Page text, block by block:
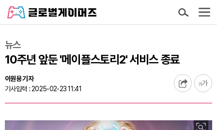
뉴스
10주년 앞둔 '메이플스토리2' 서비스 종료
이원용 기자
기사입력 : 2025-02-23 11:41